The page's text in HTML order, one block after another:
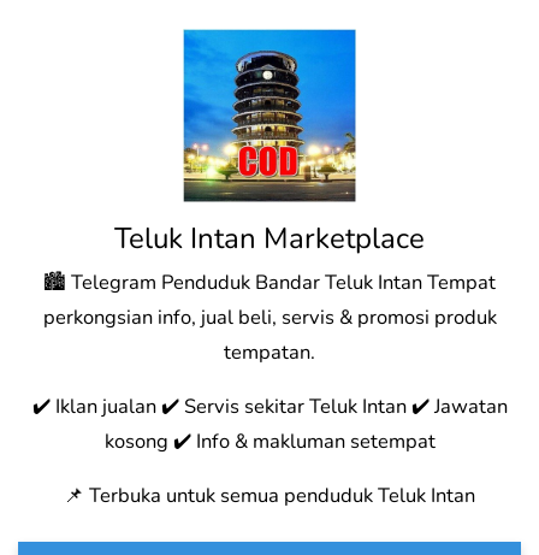
Teluk Intan Marketplace
🏙️ Telegram Penduduk Bandar Teluk Intan Tempat
perkongsian info, jual beli, servis & promosi produk
tempatan.
✔️ Iklan jualan ✔️ Servis sekitar Teluk Intan ✔️ Jawatan
kosong ✔️ Info & makluman setempat
📌 Terbuka untuk semua penduduk Teluk Intan